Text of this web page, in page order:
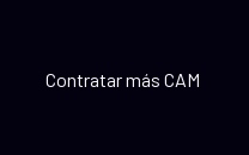
Contratar más CAM